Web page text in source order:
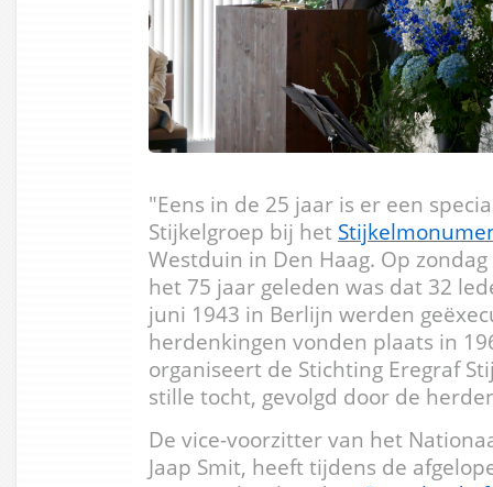
"Eens in de 25 jaar is er een
Stijkelgroep bij het
Westduin in Den Haag. Op
het 75 jaar geleden was dat 32
juni 1943 in Berlijn werden
herdenkingen vonden plaats in
organiseert de Stichting Eregraf
stille tocht, gevolgd door de
De vice-voorzitter van het
Jaap Smit, heeft tijdens de